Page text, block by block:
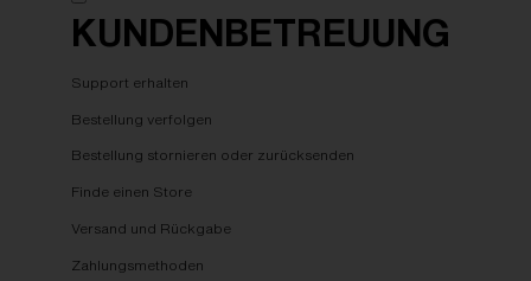
KUNDENBETREUUNG
Support erhalten
Bestellung verfolgen
Bestellung stornieren oder zurücksenden
Finde einen Store
Versand und Rückgabe
Zahlungsmethoden